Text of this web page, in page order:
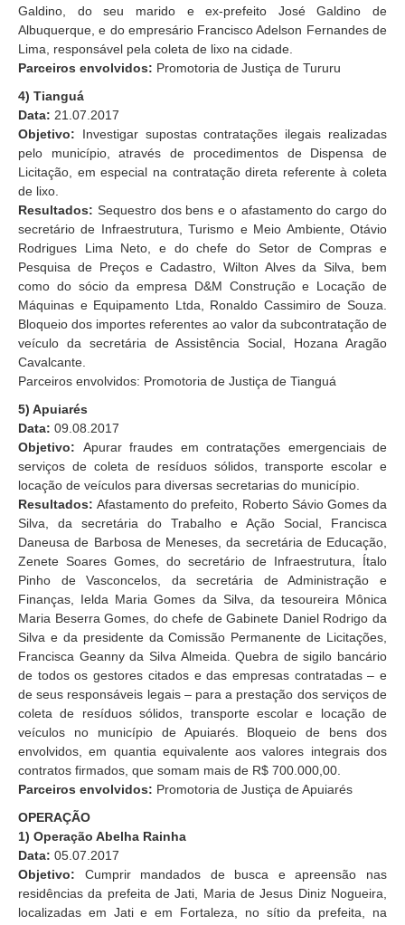
Galdino, do seu marido e ex-prefeito José Galdino de
Albuquerque, e do empresário Francisco Adelson Fernandes de
Lima, responsável pela coleta de lixo na cidade.
Parceiros envolvidos: Promotoria de Justiça de Tururu
4) Tianguá
Data: 21.07.2017
Objetivo: Investigar supostas contratações ilegais realizadas
pelo município, através de procedimentos de Dispensa de
Licitação, em especial na contratação direta referente à coleta
de lixo.
Resultados: Sequestro dos bens e o afastamento do cargo do
secretário de Infraestrutura, Turismo e Meio Ambiente, Otávio
Rodrigues Lima Neto, e do chefe do Setor de Compras e
Pesquisa de Preços e Cadastro, Wilton Alves da Silva, bem
como do sócio da empresa D&M Construção e Locação de
Máquinas e Equipamento Ltda, Ronaldo Cassimiro de Souza.
Bloqueio dos importes referentes ao valor da subcontratação de
veículo da secretária de Assistência Social, Hozana Aragão
Cavalcante.
Parceiros envolvidos: Promotoria de Justiça de Tianguá
5) Apuiarés
Data: 09.08.2017
Objetivo: Apurar fraudes em contratações emergenciais de
serviços de coleta de resíduos sólidos, transporte escolar e
locação de veículos para diversas secretarias do município.
Resultados: Afastamento do prefeito, Roberto Sávio Gomes da
Silva, da secretária do Trabalho e Ação Social, Francisca
Daneusa de Barbosa de Meneses, da secretária de Educação,
Zenete Soares Gomes, do secretário de Infraestrutura, Ítalo
Pinho de Vasconcelos, da secretária de Administração e
Finanças, Ielda Maria Gomes da Silva, da tesoureira Mônica
Maria Beserra Gomes, do chefe de Gabinete Daniel Rodrigo da
Silva e da presidente da Comissão Permanente de Licitações,
Francisca Geanny da Silva Almeida. Quebra de sigilo bancário
de todos os gestores citados e das empresas contratadas – e
de seus responsáveis legais – para a prestação dos serviços de
coleta de resíduos sólidos, transporte escolar e locação de
veículos no município de Apuiarés. Bloqueio de bens dos
envolvidos, em quantia equivalente aos valores integrais dos
contratos firmados, que somam mais de R$ 700.000,00.
Parceiros envolvidos: Promotoria de Justiça de Apuiarés
OPERAÇÃO
1) Operação Abelha Rainha
Data: 05.07.2017
Objetivo: Cumprir mandados de busca e apreensão nas
residências da prefeita de Jati, Maria de Jesus Diniz Nogueira,
localizadas em Jati e em Fortaleza, no sítio da prefeita, na